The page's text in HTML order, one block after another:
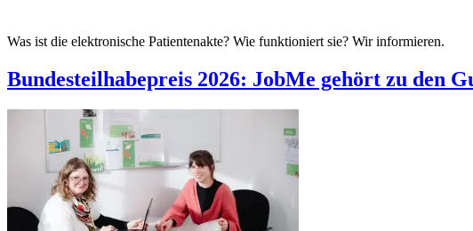
Was ist die elektronische Patientenakte? Wie funktioniert sie? Wir informieren.
Bundesteilhabepreis 2026: JobMe gehört zu den